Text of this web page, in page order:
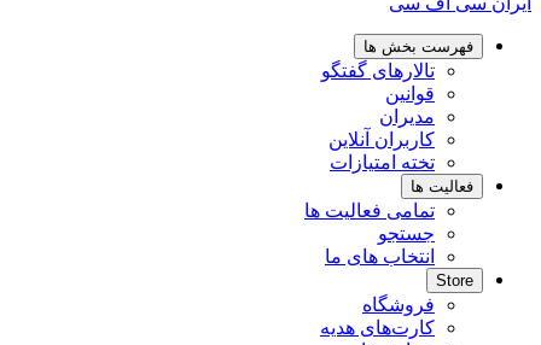
فهرست بخش ها
تالارهای گفتگو
قوانین
مدیران
کاربران آنلاین
تخته امتیازات
فعالیت ها
تمامی فعالیت ها
جستجو
انتخاب های ما
Store
فروشگاه
کارت‌های هدیه